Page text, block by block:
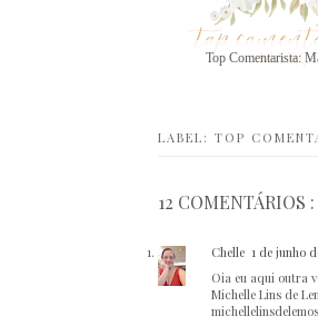
Top Comentarista:
LABEL: TOP
12 COMENTÁRIOS :
Chelle 1 de junho
Oia eu aqui outra
Michelle Lins de